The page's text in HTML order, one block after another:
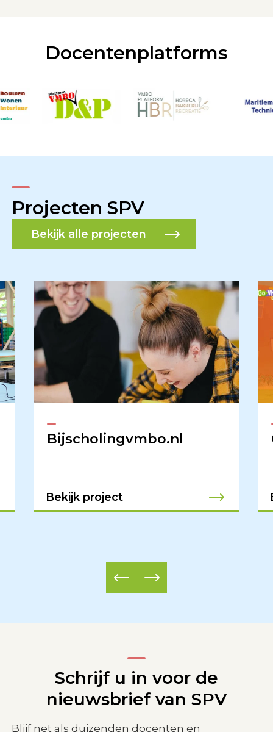
Docentenplatforms
Projecten SPV
Bekijk alle projecten
Bijscholingvmbo.nl
Bekijk project
Schrijf u in voor de
nieuwsbrief van SPV
Blijf net als duizenden docenten en